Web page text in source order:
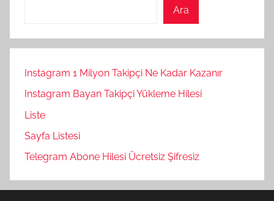
Ara
Instagram 1 Milyon Takipçi Ne Kadar Kazanır
Instagram Bayan Takipçi Yükleme Hilesi
Liste
Sayfa Listesi
Telegram Abone Hilesi Ücretsiz Şifresiz